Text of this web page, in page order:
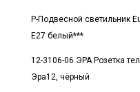
Р-Подвесной светильник
E27 белый***
12-3106-06 ЭРА Розетка
Эра12, чёрный